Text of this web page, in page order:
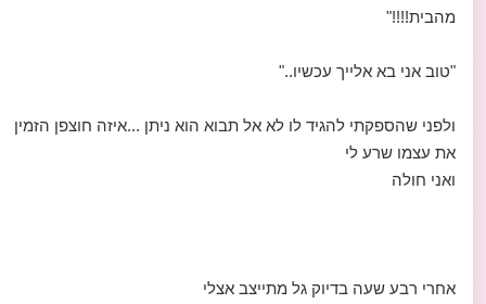
מהבית!!!!"
"טוב אני בא אלייך עכשיו.."
ולפני שהספקתי להגיד לו לא אל תבוא הוא ניתן ...איזה חוצפן הזמין
את עצמו שרע לי
ואני חולה
אחרי רבע שעה בדיוק גל מתייצב אצלי